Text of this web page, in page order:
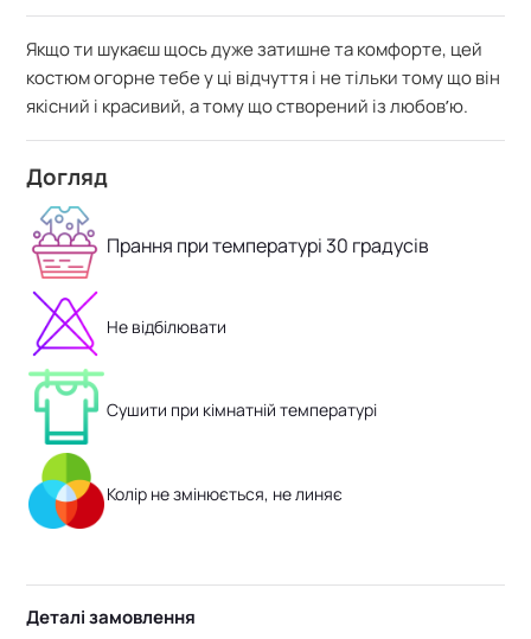
Якщо ти шукаєш щось дуже затишне та комфорте, цей
костюм огорне тебе у ці відчуття і не тільки тому що він
якісний і красивий, а тому що створений із любовʼю.
Догляд
Прання при температурі 30 градусів
Не відбілювати
Сушити при кімнатній температурі
Колір не змінюється, не линяє
Деталі замовлення